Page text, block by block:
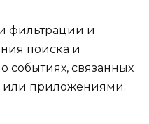
фильтрации и
поиска и
событиях, связанных
приложениями.